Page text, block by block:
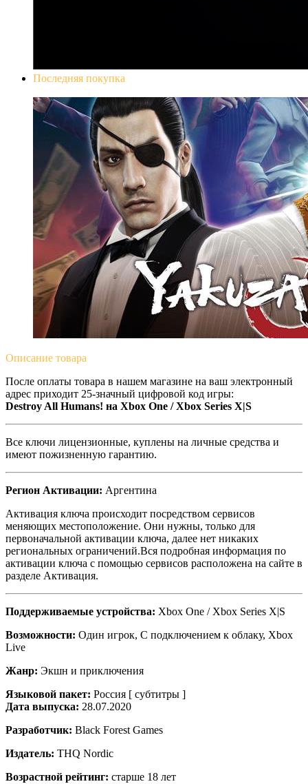
Последняя покупка
Описание товара
После оплаты товара в нашем магазине на ваш электронный
адрес приходит 25-значный цифровой код игры:
Destroy All Humans! на Xbox One / Xbox Series X|S
Все ключи лицензионные, куплены на личные средства и
имеют пожизненную гарантию.
Регион Активации: Аргентина
Активация ключа происходит посредством сервисов
меняющих местоположение. Они нужны, только для
первоначальной активации ключа, далее нет никаких
региональных ограничений.Вся подробная информация по
активации ключа с помощью сервисов расположена на сайте в
разделе Активация.
Поддерживаемые устройства: Xbox One / Xbox Series X|S
Возможности: Один игрок, С подключением к облаку, Xbox
Live
Жанр: Экшн и приключения
Языковой пакет: Россия [ субтитры ]
Дата выпуска: 28.07.2020
Разработчик: Black Forest Games
Издатель: THQ Nordic
Возрастной рейтинг: старше 18 лет